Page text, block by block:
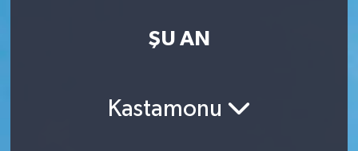
ŞU AN
Kastamonu